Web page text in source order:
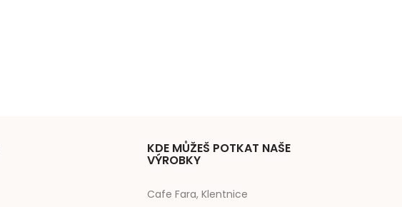
KDE MŮŽEŠ POTKAT NAŠE
VÝROBKY
Cafe Fara, Klentnice